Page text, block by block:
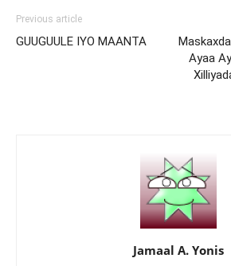
Previous article
GUUGUULE IYO MAANTA
Ayaa
Jamaal A. Yonis